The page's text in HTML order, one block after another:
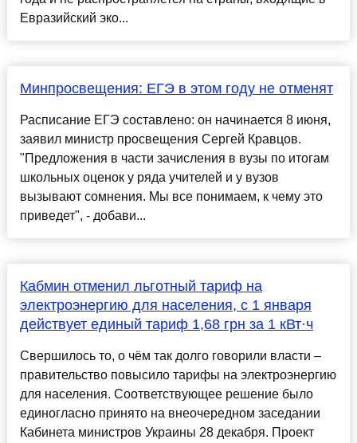
Евразийский эко...
Минпросвещения: ЕГЭ в этом году не отменят
Расписание ЕГЭ составлено: он начинается 8 июня,
заявил министр просвещения Сергей Кравцов.
"Предложения в части зачисления в вузы по итогам
школьных оценок у ряда учителей и у вузов
вызывают сомнения. Мы все понимаем, к чему это
приведет", - добави...
Кабмин отменил льготный тариф на
электроэнергию для населения, с 1 января
действует единый тариф 1,68 грн за 1 кВт·ч
Свершилось то, о чём так долго говорили власти –
правительство повысило тарифы на электроэнергию
для населения. Соответствующее решение было
единогласно принято на внеочередном заседании
Кабинета министров Украины 28 декабря. Проект